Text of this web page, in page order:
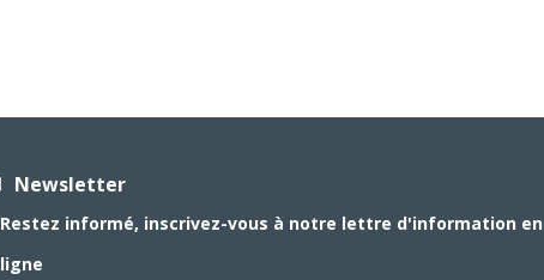
Newsletter
Restez informé, inscrivez-vous à notre lettre d'information en
ligne